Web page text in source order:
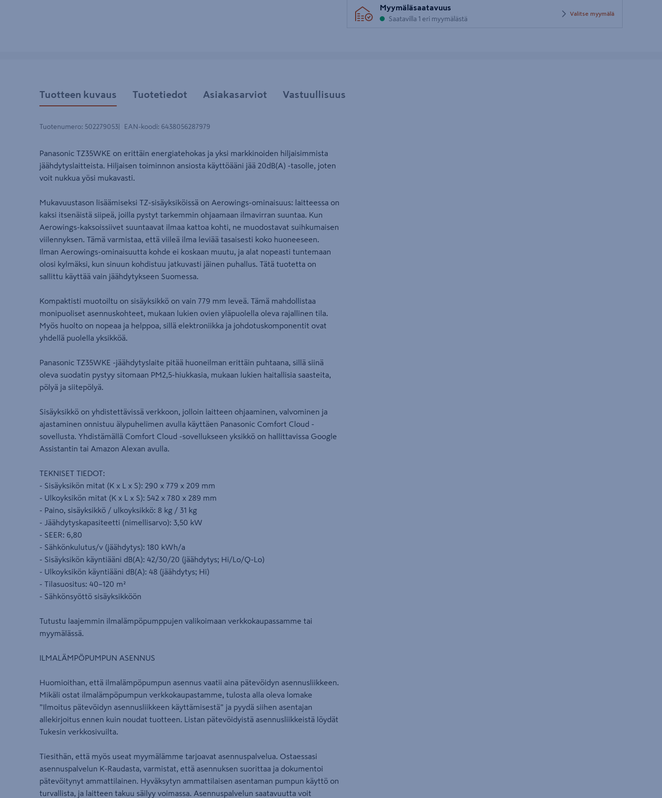
Myymäläsaatavuus
Saatavilla 1 eri myymälästä
Valitse myymälä
Tuotteen kuvaus Tuotetiedot Asiakasarviot Vastuullisuus
Tuotenumero: 502279053 EAN-koodi: 6438056287979
Panasonic TZ35WKE on erittäin energiatehokas ja yksi markkinoiden hiljaisimmista
jäähdytyslaitteista. Hiljaisen toiminnon ansiosta käyttöääni jää 20dB(A) -tasolle, joten
voit nukkua yösi mukavasti.
Mukavuustason lisäämiseksi TZ-sisäyksiköissä on Aerowings-ominaisuus: laitteessa on
kaksi itsenäistä siipeä, joilla pystyt tarkemmin ohjaamaan ilmavirran suuntaa. Kun
Aerowings-kaksoissiivet suuntaavat ilmaa kattoa kohti, ne muodostavat suihkumaisen
viilennyksen. Tämä varmistaa, että viileä ilma leviää tasaisesti koko huoneeseen.
Ilman Aerowings-ominaisuutta kohde ei koskaan muutu, ja alat nopeasti tuntemaan
olosi kylmäksi, kun sinuun kohdistuu jatkuvasti jäinen puhallus. Tätä tuotetta on
sallittu käyttää vain jäähdytykseen Suomessa.
Kompaktisti muotoiltu on sisäyksikkö on vain 779 mm leveä. Tämä mahdollistaa
monipuoliset asennuskohteet, mukaan lukien ovien yläpuolella oleva rajallinen tila.
Myös huolto on nopeaa ja helppoa, sillä elektroniikka ja johdotuskomponentit ovat
yhdellä puolella yksikköä.
Panasonic TZ35WKE -jäähdytyslaite pitää huoneilman erittäin puhtaana, sillä siinä
oleva suodatin pystyy sitomaan PM2,5-hiukkasia, mukaan lukien haitallisia saasteita,
pölyä ja siitepölyä.
Sisäyksikkö on yhdistettävissä verkkoon, jolloin laitteen ohjaaminen, valvominen ja
ajastaminen onnistuu älypuhelimen avulla käyttäen Panasonic Comfort Cloud -
sovellusta. Yhdistämällä Comfort Cloud -sovellukseen yksikkö on hallittavissa Google
Assistantin tai Amazon Alexan avulla.
TEKNISET TIEDOT:
- Sisäyksikön mitat (K x L x S): 290 x 779 x 209 mm
- Ulkoyksikön mitat (K x L x S): 542 x 780 x 289 mm
- Paino, sisäyksikkö / ulkoyksikkö: 8 kg / 31 kg
- Jäähdytyskapasiteetti (nimellisarvo): 3,50 kW
- SEER: 6,80
- Sähkönkulutus/v (jäähdytys): 180 kWh/a
- Sisäyksikön käyntiääni dB(A): 42/30/20 (jäähdytys; Hi/Lo/Q-Lo)
- Ulkoyksikön käyntiääni dB(A): 48 (jäähdytys; Hi)
- Tilasuositus: 40–120 m²
- Sähkönsyöttö sisäyksikköön
Tutustu laajemmin ilmalämpöpumppujen valikoimaan verkkokaupassamme tai
myymälässä.
ILMALÄMPÖPUMPUN ASENNUS
Huomioithan, että ilmalämpöpumpun asennus vaatii aina pätevöidyn asennusliikkeen.
Mikäli ostat ilmalämpöpumpun verkkokaupastamme, tulosta alla oleva lomake
”Ilmoitus pätevöidyn asennusliikkeen käyttämisestä” ja pyydä siihen asentajan
allekirjoitus ennen kuin noudat tuotteen. Listan pätevöidyistä asennusliikkeistä löydät
Tukesin verkkosivuilta.
Tiesithän, että myös useat myymälämme tarjoavat asennuspalvelua. Ostaessasi
asennuspalvelun K-Raudasta, varmistat, että asennuksen suorittaa ja dokumentoi
pätevöitynyt ammattilainen. Hyväksytyn ammattilaisen asentaman pumpun käyttö on
turvallista, ja laitteen takuu säilyy voimassa. Asennuspalvelun saatavuutta voit